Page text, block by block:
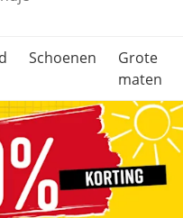
Schoenen
Grote
maten